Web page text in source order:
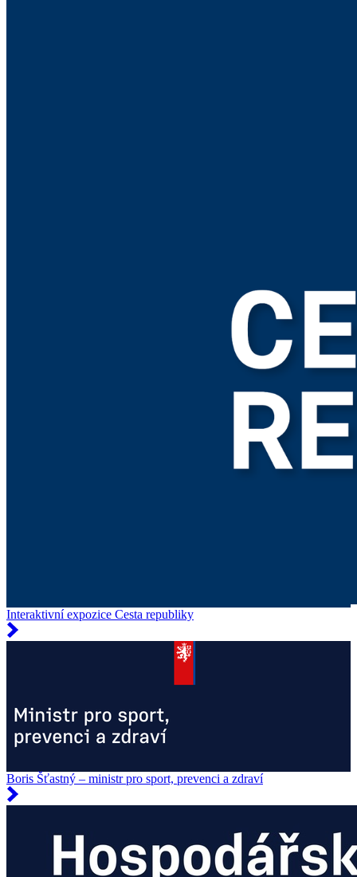
Interaktivní expozice Cesta republiky
Boris Šťastný – ministr pro sport, prevenci a zdraví